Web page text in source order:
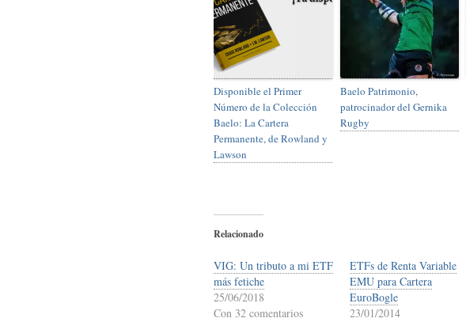
Disponible el Primer
Número de la Colección
Baelo: La Cartera
Permanente, de Rowland y
Lawson
Baelo Patrimonio,
patrocinador del Gernika
Rugby
Relacionado
VIG: Un tributo a mi ETF
más fetiche
25/06/2018
Con 32 comentarios
ETFs de Renta Variable
EMU para Cartera
EuroBogle
23/01/2014